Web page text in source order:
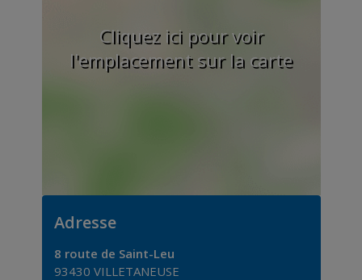
Cliquez ici pour voir
l'emplacement sur la carte
Adresse
8 route de Saint-Leu
93430 VILLETANEUSE